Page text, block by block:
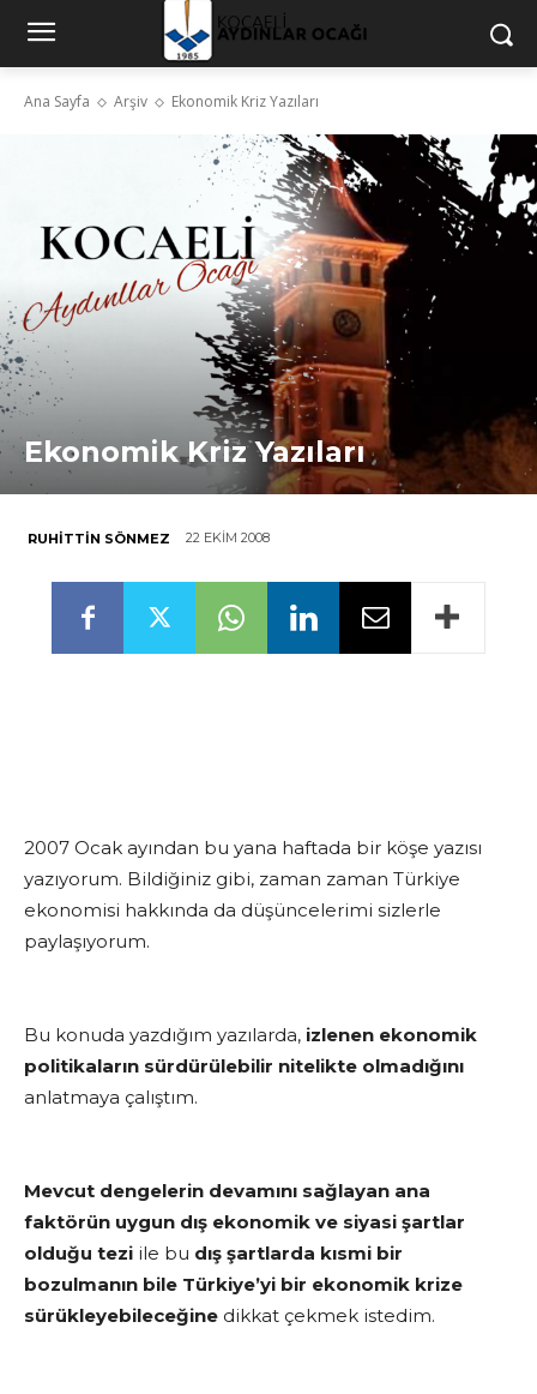
Ana Sayfa Arşiv Ekonomik Kriz Yazıları
Ekonomik Kriz Yazıları
RUHITTIN SÖNMEZ 22 EKIM 2008
2007 Ocak ayından bu yana haftada bir köşe yazısı
yazıyorum. Bildiğiniz gibi, zaman zaman Türkiye
ekonomisi hakkında da düşüncelerimi sizlerle
paylaşıyorum.
Bu konuda yazdığım yazılarda, izlenen ekonomik
politikaların sürdürülebilir nitelikte olmadığını
anlatmaya çalıştım.
Mevcut dengelerin devamını sağlayan ana
faktörün uygun dış ekonomik ve siyasi şartlar
olduğu tezi ile bu dış şartlarda kısmi bir
bozulmanın bile Türkiye’yi bir ekonomik krize
sürükleyebileceğine dikkat çekmek istedim.